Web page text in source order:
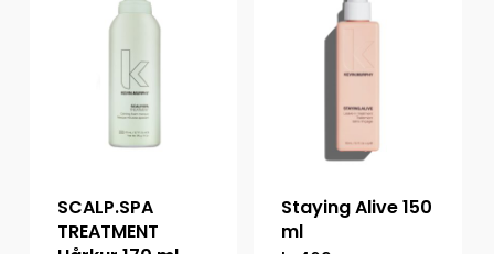
SCALP.SPA
TREATMENT
Staying Alive 150
ml